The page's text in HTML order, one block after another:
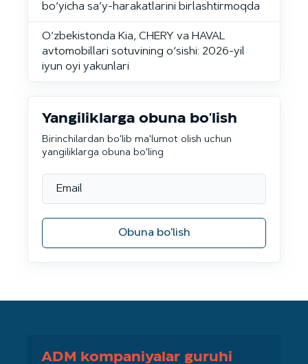
bo‘yicha sa’y-harakatlarini birlashtirmoqda
O‘zbekistonda Kia, CHERY va HAVAL
avtomobillari sotuvining o‘sishi: 2026-yil
iyun oyi yakunlari
Yangiliklarga obuna bo'lish
Birinchilardan bo'lib ma'lumot olish uchun
yangiliklarga obuna bo'ling
Obuna bo'lish
ADM kompaniyalar guruhi